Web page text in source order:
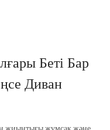
Беті Бар
Диван